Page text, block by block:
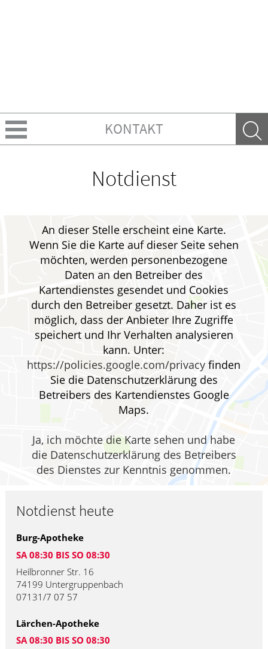
KONTAKT
Ratgeber
Krankheiten & Therapie
HOMÖOPATHIE
ELTERN UND KIND
Notdienst
An dieser Stelle erscheint eine Karte.
Wenn Sie die Karte auf dieser Seite sehen
möchten, werden personenbezogene
Daten an den Betreiber des
Kartendienstes gesendet und Cookies
durch den Betreiber gesetzt. Daher ist es
möglich, dass der Anbieter Ihre Zugriffe
speichert und Ihr Verhalten analysieren
kann. Unter:
https://policies.google.com/privacy finden
Sie die Datenschutzerklärung des
Betreibers des Kartendienstes Google
Maps.
Ja, ich möchte die Karte sehen und habe
die Datenschutzerklärung des Betreibers
des Dienstes zur Kenntnis genommen.
Notdienst heute
Burg-Apotheke
SA 08:30 BIS SO 08:30
Heilbronner Str. 16
74199 Untergruppenbach
07131/7 07 57
Lärchen-Apotheke
SA 08:30 BIS SO 08:30